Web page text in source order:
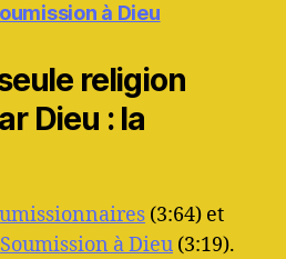
à Dieu
religion
Dieu : la
(3:64) et
Soumission à Dieu (3:19).